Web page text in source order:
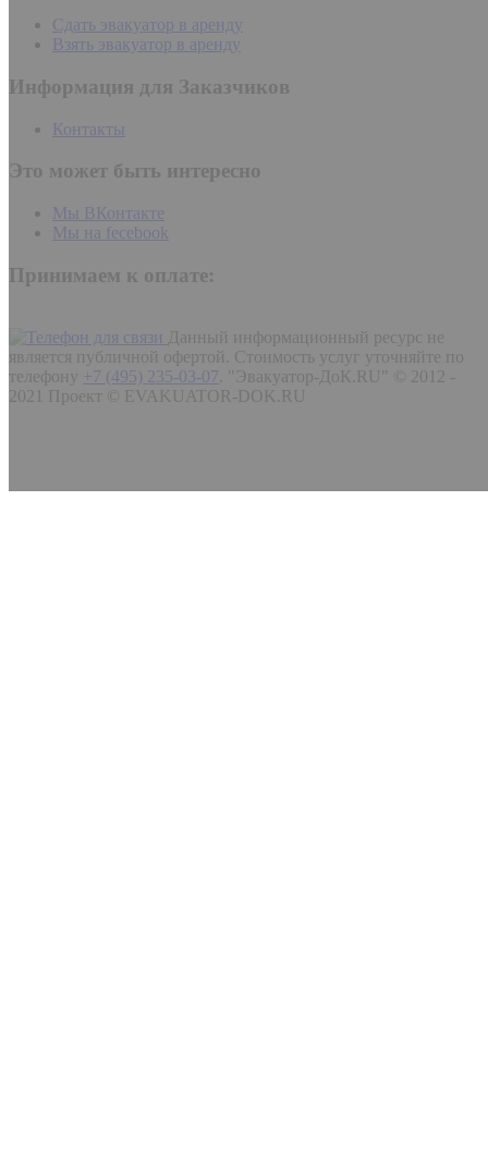
Сдать эвакуатор в аренду
Взять эвакуатор в аренду
Информация для Заказчиков
Контакты
Это может быть интересно
Мы ВКонтакте
Мы на fecebook
Принимаем к оплате:
Данный информационный ресурс не
является публичной офертой. Стоимость услуг уточняйте по
телефону
+7 (495) 235-03-07 "Эвакуатор-ДоК.RU" © 2012 -
2021 Проект © EVAKUATOR-DOK.RU